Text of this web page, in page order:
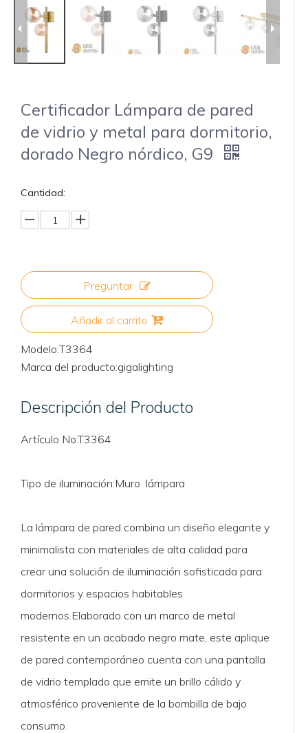
Certificador Lámpara de pared
de vidrio y metal para dormitorio,
dorado Negro nórdico, G9
Cantidad:
Preguntar
Añadir al carrito
Modelo:T3364
Marca del producto:gigalighting
Descripción del Producto
Artículo No:T3364
Tipo de iluminación:Muro lámpara
La lámpara de pared combina un diseño elegante y
minimalista con materiales de alta calidad para
crear una solución de iluminación sofisticada para
dormitorios y espacios habitables
modernos.Elaborado con un marco de metal
resistente en un acabado negro mate, este aplique
de pared contemporáneo cuenta con una pantalla
de vidrio templado que emite un brillo cálido y
atmosférico proveniente de la bombilla de bajo
consumo.